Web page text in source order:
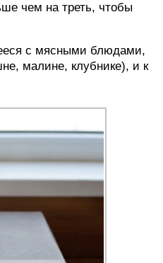
чем на треть, чтобы
с мясными блюдами,
малине, клубнике), и к